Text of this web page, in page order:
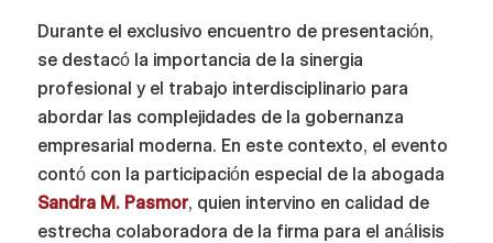
Durante el exclusivo encuentro de presentación,
se destacó la importancia de la sinergia
profesional y el trabajo interdisciplinario para
abordar las complejidades de la gobernanza
empresarial moderna. En este contexto, el evento
contó con la participación especial de la abogada
Sandra M. Pasmor, quien intervino en calidad de
estrecha colaboradora de la firma para el análisis